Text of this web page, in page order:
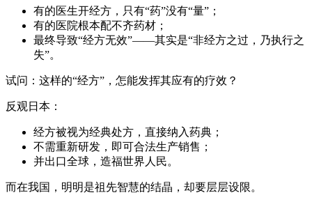
有的医生开经方，只有“药”没有“量”；
有的医院根本配不齐药材；
最终导致“经方无效”——其实是“非经方之过，乃执行之
失”。
试问：这样的“经方”，怎能发挥其应有的疗效？
反观日本：
经方被视为经典处方，直接纳入药典；
不需重新研发，即可合法生产销售；
并出口全球，造福世界人民。
而在我国，明明是祖先智慧的结晶，却要层层设限。